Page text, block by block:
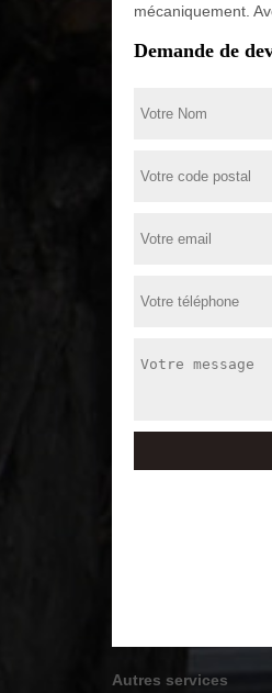
mécaniquement.
Demande de
Autres services